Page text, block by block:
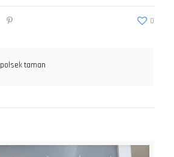
0
polsek taman